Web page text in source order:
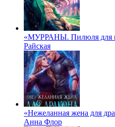
«МУРРАНЫ. Пилюля для
Райская
«Нежеланная жена для
Анна Флор